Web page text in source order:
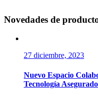
Novedades de
27 diciembre, 2023
Nuevo Espacio
Tecnología